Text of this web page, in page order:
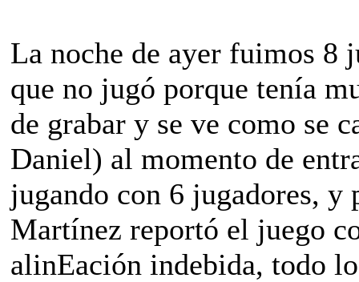
La noche de ayer fuimos 8
que no jugó porque tenía
de grabar y se ve como se
Daniel) al momento de
jugando con 6 jugadores,
Martínez reportó el juego
alinEación indebida, todo